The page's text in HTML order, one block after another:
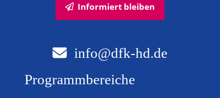
Informiert bleiben
info@dfk-hd.de
Programmbereiche